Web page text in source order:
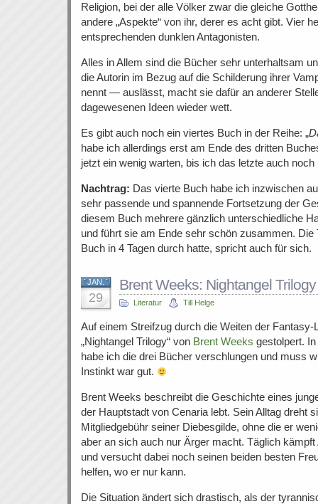
Religion, bei der alle Völker zwar die gleiche
andere „Aspekte“ von ihr, derer es acht gibt. Vier
entsprechenden dunklen Antagonisten.
Alles in Allem sind die Bücher sehr unterhaltsam
die Autorin im Bezug auf die Schilderung ihrer
nennt — auslässt, macht sie dafür an anderer
dagewesenen Ideen wieder wett.
Es gibt auch noch ein viertes Buch in der Reihe: „
habe ich allerdings erst am Ende des dritten
jetzt ein wenig warten, bis ich das letzte auch noch
Nachtrag: Das vierte Buch habe ich inzwischen
sehr passende und spannende Fortsetzung der
diesem Buch mehrere gänzlich unterschiedliche
und führt sie am Ende sehr schön zusammen. Die
Buch in 4 Tagen durch hatte, spricht auch für sich.
JAN.
29
Brent Weeks: Nightangel Trilogy
Literatur Till Helge
Auf einem Streifzug durch die Weiten der Fantasy-
„Nightangel Trilogy“ von Brent Weeks gestolpert.
habe ich die drei Bücher verschlungen und muss
Instinkt war gut.
Brent Weeks beschreibt die Geschichte eines
der Hauptstadt von Cenaria lebt. Sein Alltag dreht
Mitgliedgebühr seiner Diebesgilde, ohne die er
aber an sich auch nur Ärger macht. Täglich
und versucht dabei noch seinen beiden besten
helfen, wo er nur kann.
Die Situation ändert sich drastisch, als der